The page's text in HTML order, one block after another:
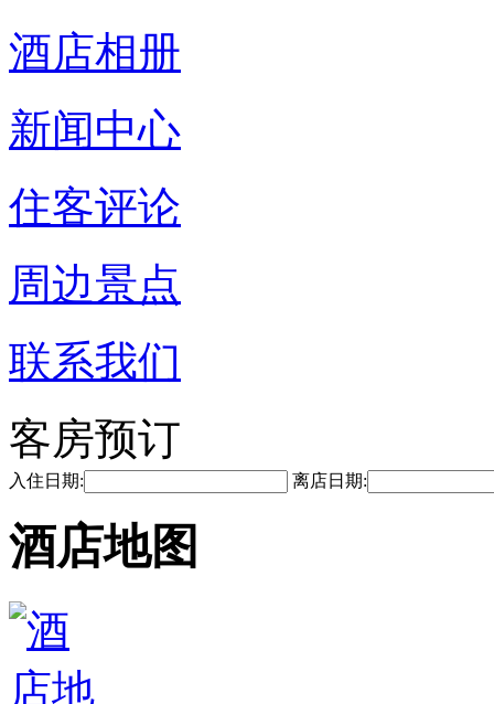
酒店相册
新闻中心
住客评论
周边景点
联系我们
客房预订
入住日期: 离店日期:
酒店地图